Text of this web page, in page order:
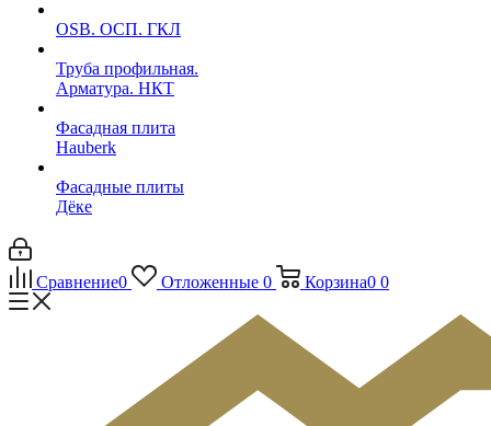
OSB. ОСП. ГКЛ
Труба профильная.
Арматура. НКТ
Фасадная плита
Hauberk
Фасадные плиты
Дёке
Сравнение0 Отложенные 0 Корзина0 0